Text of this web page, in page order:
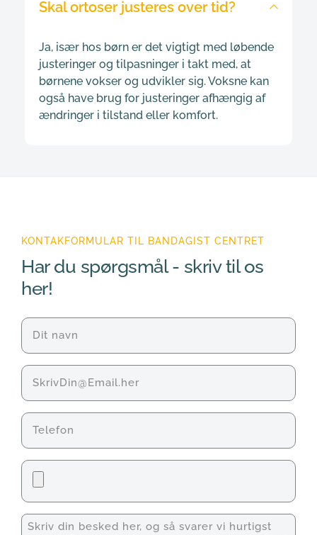
ortosevælger, der hjælper både fagfolk og
børn. Vi vurderer barnets individuelle og
unikke behov, og vi samarbejder tæt med
læger og terapeuter.
Ja, især hos børn er det vigtigt med løbende
justeringer og tilpasninger i takt med, at
børnene vokser og udvikler sig. Voksne kan
også have brug for justeringer afhængig af
ændringer i tilstand eller komfort.
KONTAKFORMULAR TIL BANDAGIST CENTRET
Har du spørgsmål - skriv til os
her!
Navn
(Påkrævet)
E-
mail
Telefon
Fil
Unavngivet